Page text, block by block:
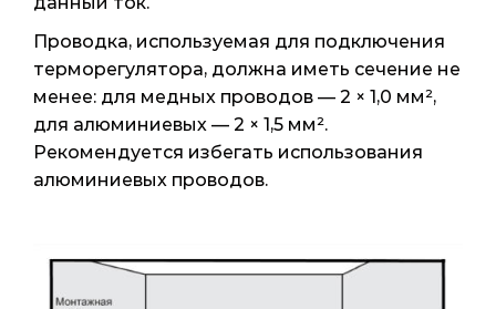
Проводка, используемая для подключения
терморегулятора, должна иметь сечение не
менее: для медных проводов — 2 × 1,0 мм²,
для алюминиевых — 2 × 1,5 мм².
Рекомендуется избегать использования
алюминиевых проводов.